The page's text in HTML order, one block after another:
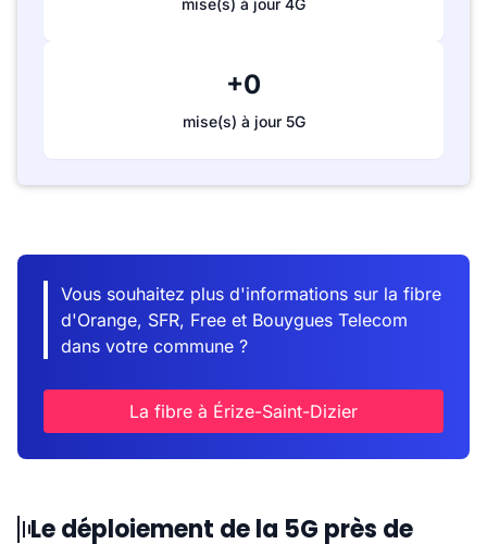
mise(s) à jour 4G
+0
mise(s) à jour 5G
Vous souhaitez plus d'informations sur la fibre
d'Orange, SFR, Free et Bouygues Telecom
dans votre commune ?
La fibre à Érize-Saint-Dizier
Le déploiement de la 5G près de